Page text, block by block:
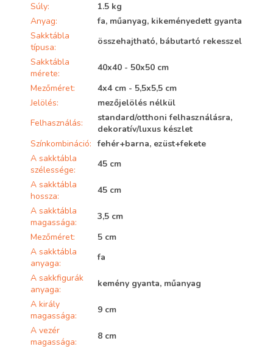
Súly:
1.5 kg
Anyag:
fa, műanyag, kikeményedett gyanta
Sakktábla
típusa:
összehajtható, bábutartó rekesszel
Sakktábla
mérete:
40x40 - 50x50 cm
Mezőméret:
4x4 cm - 5,5x5,5 cm
Jelölés:
mezőjelölés nélkül
Felhasználás:
standard/otthoni felhasználásra,
dekoratív/luxus készlet
Színkombináció: fehér+barna, ezüst+fekete
A sakktábla
szélessége:
45 cm
A sakktábla
hossza:
45 cm
A sakktábla
magassága:
3,5 cm
Mezőméret:
5 cm
A sakktábla
anyaga:
fa
A sakkfigurák
anyaga:
kemény gyanta, műanyag
A király
magassága:
9 cm
A vezér
magassága:
8 cm